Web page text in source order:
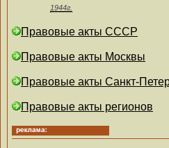
1944г.
Правовые акты СССР
Правовые акты Москвы
Правовые акты Санкт-
Правовые акты регионов